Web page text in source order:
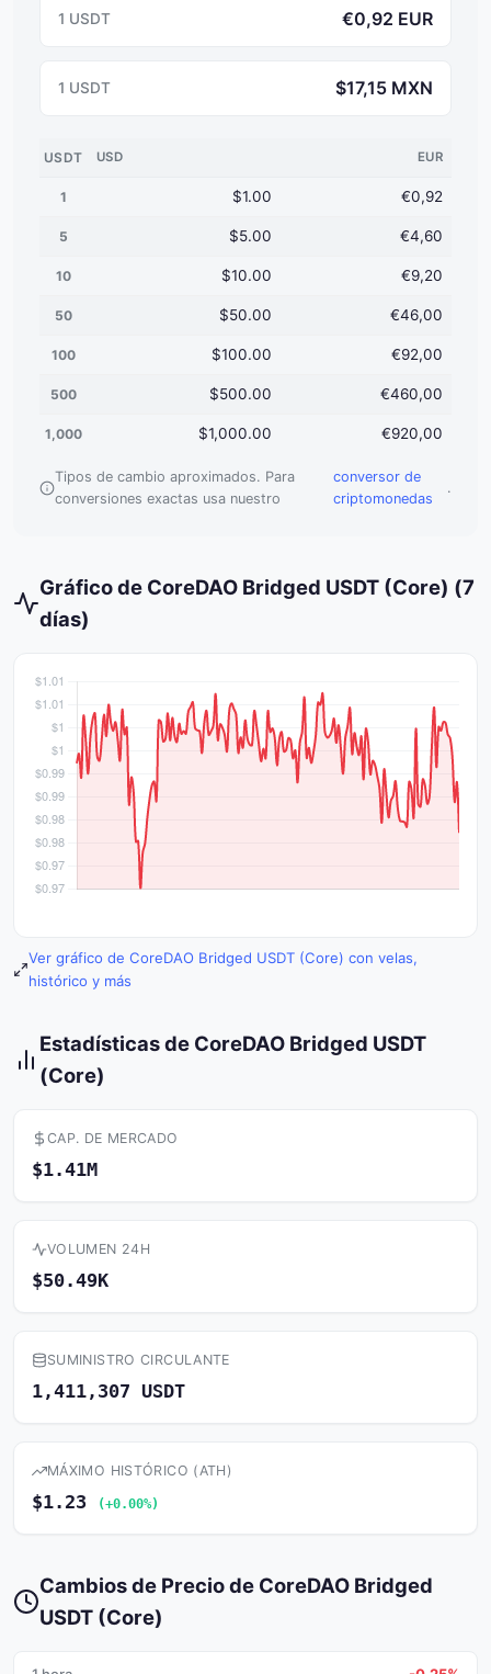
1 USDT €0,92 EUR
1 USDT $17,15 MXN
USDT USD EUR
1 $1.00 €0,92
5 $5.00 €4,60
10 $10.00 €9,20
50 $50.00 €46,00
100 $100.00 €92,00
500 $500.00 €460,00
1,000 $1,000.00 €920,00
Tipos de cambio aproximados. Para
conversiones exactas usa nuestro
conversor de
criptomonedas
.
Gráfico de CoreDAO Bridged USDT (Core) (7
días)
Ver gráfico de CoreDAO Bridged USDT (Core) con velas,
histórico y más
Estadísticas de CoreDAO Bridged USDT
(Core)
CAP. DE MERCADO
$1.41M
VOLUMEN 24H
$50.49K
SUMINISTRO CIRCULANTE
1,411,307 USDT
MÁXIMO HISTÓRICO (ATH)
$1.23 (+0.00%)
Cambios de Precio de CoreDAO Bridged
USDT (Core)